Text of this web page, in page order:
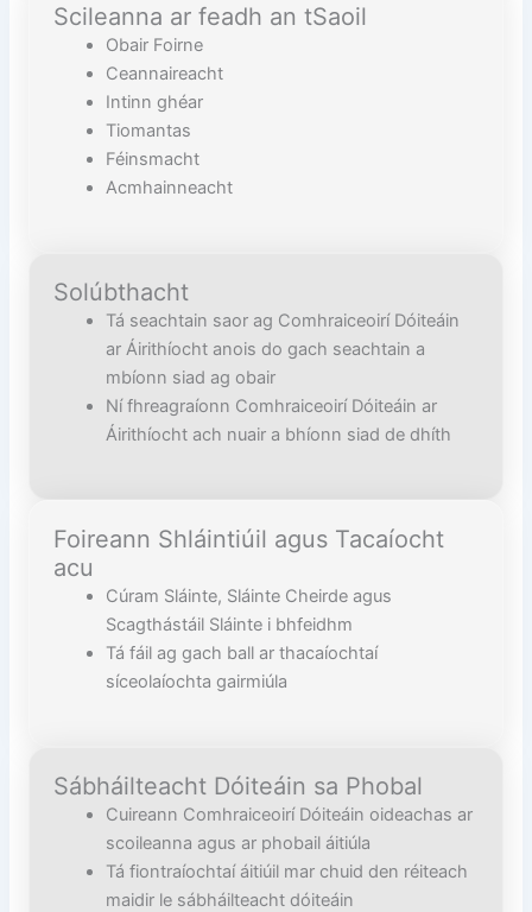
Scileanna ar feadh an tSaoil
Obair Foirne
Ceannaireacht
Intinn ghéar
Tiomantas
Féinsmacht
Acmhainneacht
Solúbthacht
Tá seachtain saor ag Comhraiceoirí Dóiteáin
ar Áirithíocht anois do gach seachtain a
mbíonn siad ag obair
Ní fhreagraíonn Comhraiceoirí Dóiteáin ar
Áirithíocht ach nuair a bhíonn siad de dhíth
Foireann Shláintiúil agus Tacaíocht
acu
Cúram Sláinte, Sláinte Cheirde agus
Scagthástáil Sláinte i bhfeidhm
Tá fáil ag gach ball ar thacaíochtaí
síceolaíochta gairmiúla
Sábháilteacht Dóiteáin sa Phobal
Cuireann Comhraiceoirí Dóiteáin oideachas ar
scoileanna agus ar phobail áitiúla
Tá fiontraíochtaí áitiúil mar chuid den réiteach
maidir le sábháilteacht dóiteáin